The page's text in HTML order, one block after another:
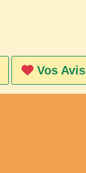
Vos Avis